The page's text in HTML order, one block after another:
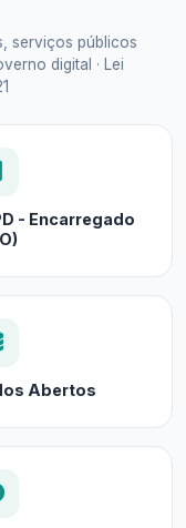
serviços públicos
digital · Lei
- Encarregado
Abertos